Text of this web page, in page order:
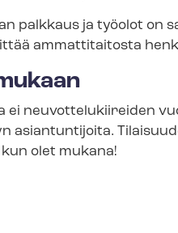
palkkaus ja työolot on
ammattitaitosta
ei neu­vot­te­lu­kii­rei­den
asiantuntijoita.
olet mukana!